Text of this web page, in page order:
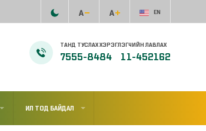
EN
ТАНД ТУСЛАХ ХЭРЭГЛЭГЧИЙН ЛАВЛАХ
7555-8484 11-452162
ИЛ ТОД БАЙДАЛ